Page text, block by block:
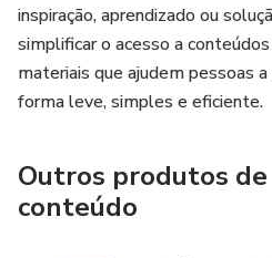
inspiração, aprendizado ou
simplificar o acesso a
materiais que ajudem pessoas
forma leve, simples e eficiente.
Outros produtos de
conteúdo